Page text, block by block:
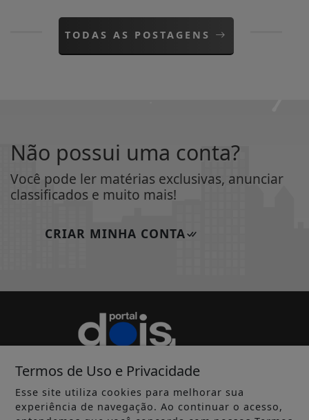
TODAS AS POSTAGENS
Não possui uma conta?
Você pode ler matérias exclusivas, anunciar
classificados e muito mais!
CRIAR MINHA CONTA
Termos de Uso e Privacidade
Esse site utiliza cookies para melhorar sua
experiência de navegação. Ao continuar o acesso,